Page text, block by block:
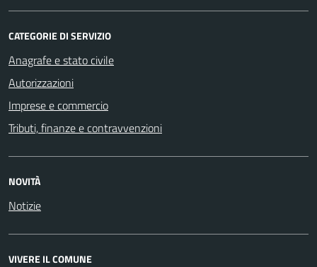
CATEGORIE DI SERVIZIO
Anagrafe e stato civile
Autorizzazioni
Imprese e commercio
Tributi, finanze e contravvenzioni
NOVITÀ
Notizie
VIVERE IL COMUNE